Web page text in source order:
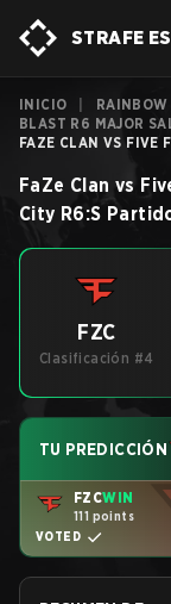
STRAFE
INICIO
BLAST R6 MAJOR
FAZE CLAN VS FIVE
FaZe Clan vs
City R6:S
FZC
Clasificación #4
TU PREDICCIÓN
FZCWIN
111 points
VOTED